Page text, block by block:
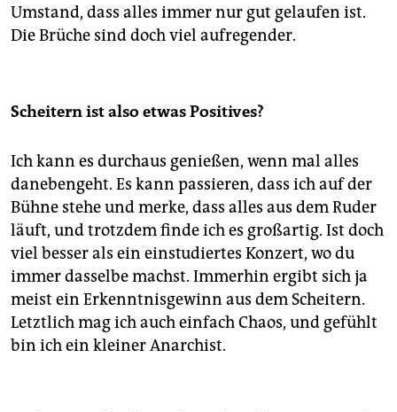
Umstand, dass alles immer nur gut gelaufen ist.
Die Brüche sind doch viel aufregender.
Scheitern ist also etwas Positives?
Ich kann es durchaus genießen, wenn mal alles
danebengeht. Es kann passieren, dass ich auf der
Bühne stehe und merke, dass alles aus dem Ruder
läuft, und trotzdem finde ich es großartig. Ist doch
viel besser als ein einstudiertes Konzert, wo du
immer dasselbe machst. Immerhin ergibt sich ja
meist ein Erkenntnisgewinn aus dem Scheitern.
Letztlich mag ich auch einfach Chaos, und gefühlt
bin ich ein kleiner Anarchist.